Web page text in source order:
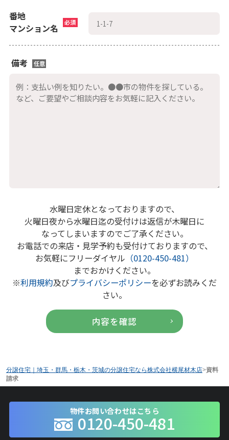
番地
マンション名
必須
備考 任意
水曜日定休となっておりますので、
火曜日夜から水曜日迄の受付けは返信が木曜日に
なってしまいますのでご了承ください。
お電話での来店・見学予約も受付けておりますので、
お気軽にフリーダイヤル （0120-450-481）
までおかけください。
※利用規約及びプライバシーポリシーを必ずお読みくだ
さい。
分譲住宅｜埼玉・群馬・栃木・茨城の分譲住宅なら株式会社横尾材木店>資料
請求
物件お問い合わせはこちら
0120-450-481